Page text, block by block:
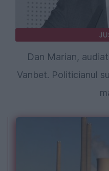
Dan Marian,
Vanbet. Politicianul